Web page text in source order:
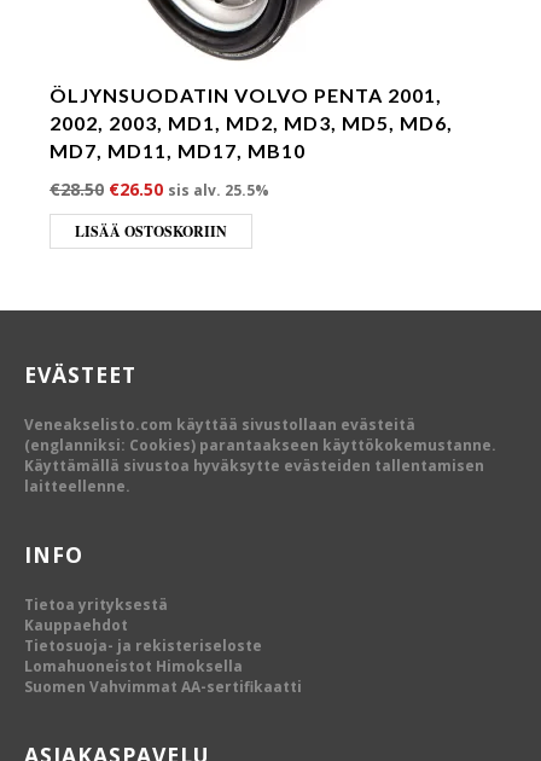
ÖLJYNSUODATIN VOLVO PENTA 2001,
2002, 2003, MD1, MD2, MD3, MD5, MD6,
MD7, MD11, MD17, MB10
€28.50 Alkuperäinen hinta oli: €28.50.
€26.50Nykyinen hinta on: €26.50.
sis alv. 25.5%
LISÄÄ OSTOSKORIIN
EVÄSTEET
Veneakselisto.com käyttää sivustollaan evästeitä
(englanniksi: Cookies) parantaakseen käyttökokemustanne.
Käyttämällä sivustoa hyväksytte evästeiden tallentamisen
laitteellenne.
INFO
Tietoa yrityksestä
Kauppaehdot
Tietosuoja- ja rekisteriseloste
Lomahuoneistot Himoksella
Suomen Vahvimmat AA-sertifikaatti
ASIAKASPAVELU